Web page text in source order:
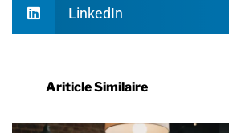
LinkedIn
Ariticle Similaire